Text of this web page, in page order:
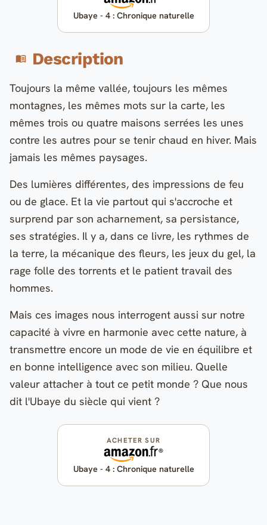
Ubaye - 4 : Chronique naturelle
Description
Toujours la même vallée, toujours les mêmes
montagnes, les mêmes mots sur la carte, les
mêmes trois ou quatre maisons serrées les unes
contre les autres pour se tenir chaud en hiver. Mais
jamais les mêmes paysages.
Des lumières différentes, des impressions de feu
ou de glace. Et la vie partout qui s'accroche et
surprend par son acharnement, sa persistance,
ses stratégies. Il y a, dans ce livre, les rythmes de
la terre, la mécanique des fleurs, les jeux du gel, la
rage folle des torrents et le patient travail des
hommes.
Mais ces images nous interrogent aussi sur notre
capacité à vivre en harmonie avec cette nature, à
transmettre encore un mode de vie en équilibre et
en bonne intelligence avec son milieu. Quelle
valeur attacher à tout ce petit monde ? Que nous
dit l'Ubaye du siècle qui vient ?
ACHETER SUR
Ubaye - 4 : Chronique naturelle